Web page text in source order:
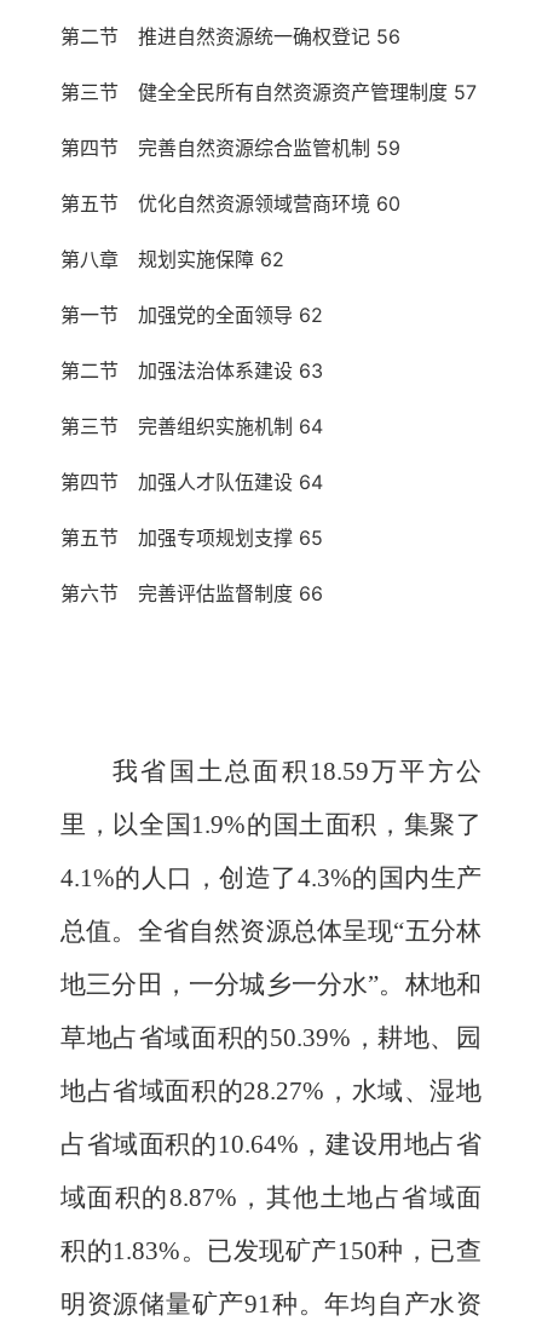
第二节 推进自然资源统一确权登记 56
第三节 健全全民所有自然资源资产管理制度 57
第四节 完善自然资源综合监管机制 59
第五节 优化自然资源领域营商环境 60
第八章 规划实施保障 62
第一节 加强党的全面领导 62
第二节 加强法治体系建设 63
第三节 完善组织实施机制 64
第四节 加强人才队伍建设 64
第五节 加强专项规划支撑 65
第六节 完善评估监督制度 66
我省国土总面积 18.59万平方公
里，以全国 1.9%的国土面积，集聚了
4.1%的人口，创造了4.3%的国内生产
总值。 全省自然资源总体呈现“五分林
地三分田，一分城乡一分水”。 林地和
草地占省域面积的50.39% ，耕地、园
地占省域面积的28.27% ，水域、湿地
占省域面积的10.64% ，建设用地占省
域面积的8.87% ，其他土地占省域面
积的1.83%。已发现矿产150种，已查
明资源储量矿产91种。年均自产水资